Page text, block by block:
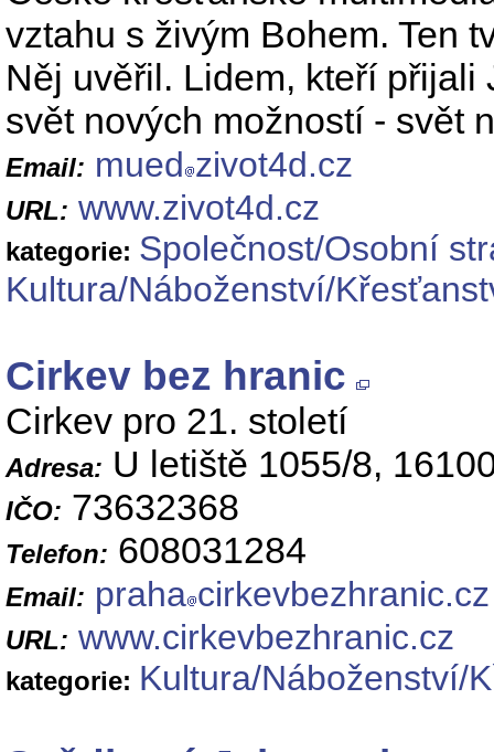
vztahu s živým Bohem. Ten
Něj uvěřil. Lidem, kteří
svět nových možností - svět
Email: mued zivot4d.cz
URL: www.zivot4d.cz
kategorie: Společnost/Osobní
Kultura/Náboženství/
Cirkev bez hranic
Cirkev pro 21. století
Adresa: U letiště 1055/8,
IČO: 73632368
Telefon: 608031284
Email: praha cirkevbezhranic.cz
URL: www.cirkevbezhranic.cz
kategorie: Kultura/Náboženství/